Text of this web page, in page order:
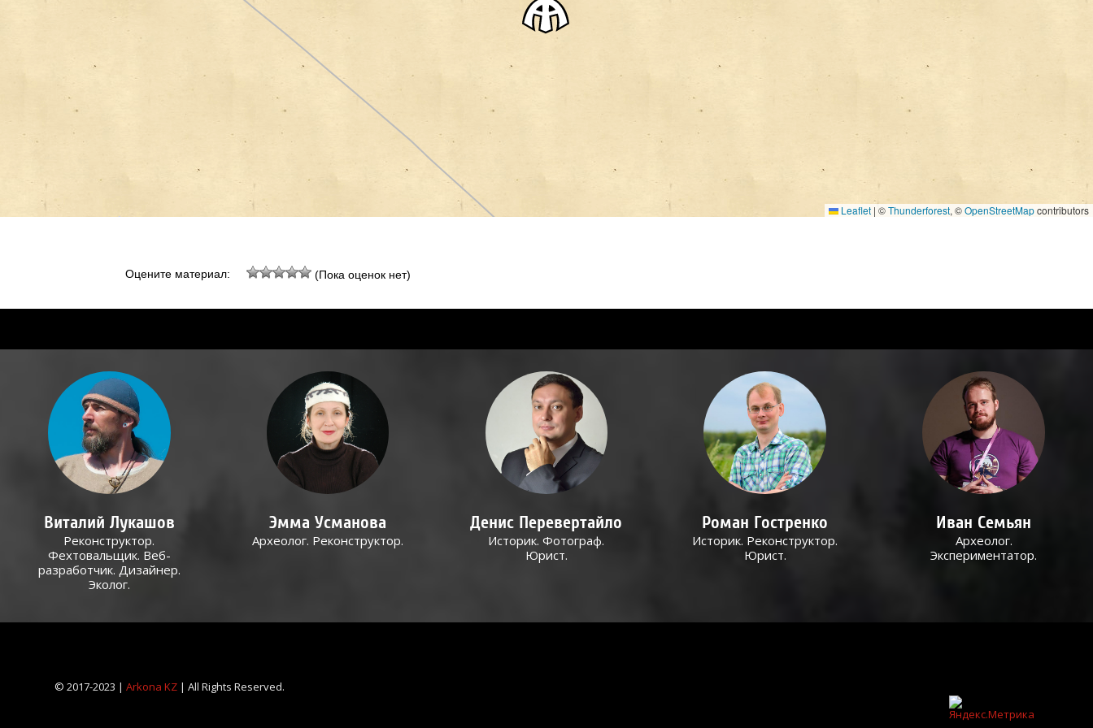
Leaflet | ©Thunderforest, ©OpenStreetMapcontributors
Оцените материал: (Пока оценок нет)
Виталий Лукашов
Реконструктор.
Фехтовальщик. Веб-
разработчик. Дизайнер.
Эколог.
Эмма Усманова
Археолог. Реконструктор.
Денис Перевертайло
Историк. Фотограф.
Юрист.
Роман Гостренко
Историк. Реконструктор.
Юрист.
Иван Семьян
Археолог.
Экспериментатор.
© 2017-2023 |Arkona KZ | All Rights Reserved.